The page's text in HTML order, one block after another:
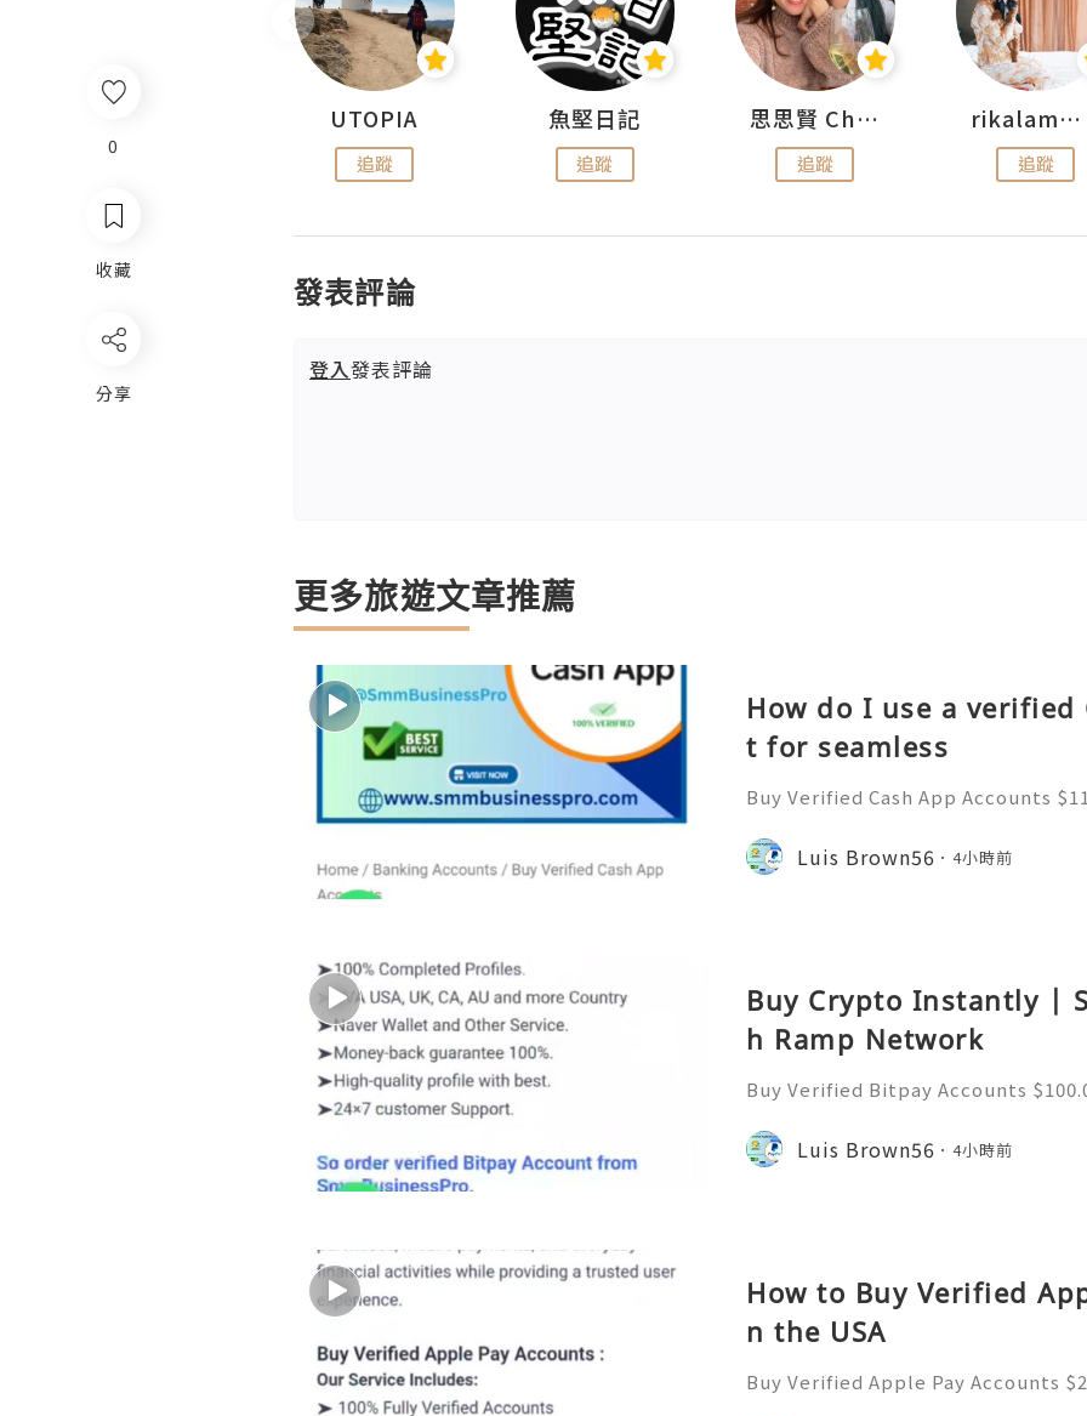
0
收藏
分享
UTOPIA
追蹤
魚堅日記
追蹤
思思賢 ChillMyBabe
追蹤
rikalammm
追蹤
發表評論
登入發表評論
更多旅遊文章推薦
How do I use a verified
t for seamless
Buy Verified Cash App Accounts
r Sale | Fast Delivery Available
fied Cash App Accou
Luis Brown56 4小時前
Buy Crypto Instantly |
h Ramp Network
Buy Verified Bitpay Accounts
to-Use Verified BitPay Accounts
ccounts for fast, secu
Luis Brown56 4小時前
How to Buy Verified
n the USA
Buy Verified Apple Pay Accounts